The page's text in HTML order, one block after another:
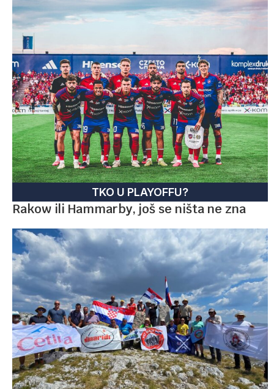
TKO U PLAYOFFU?
Rakow ili Hammarby, još se ništa ne zna